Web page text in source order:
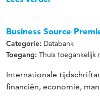
Business Source
Categorie: Databank
Toegang: Thuis toegankelijk
Internationale
financiën, economie,